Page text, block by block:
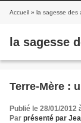
Accueil » la sagesse des
la sagesse
Terre-Mère :
Publié le 28/01/2012
Par présenté par